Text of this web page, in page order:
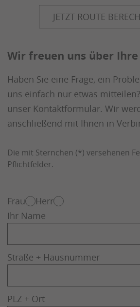
powered by Usercentrics
Management
JETZT ROUTE
Wir freuen uns über
Haben Sie eine Frage, ein
uns einfach nur etwas
unser Kontaktformular. Wir
anschließend mit Ihnen in
Die mit Sternchen (*) versehenen
Pflichtfelder.
Frau
Herr
Ihr Name
Straße + Hausnummer
PLZ + Ort